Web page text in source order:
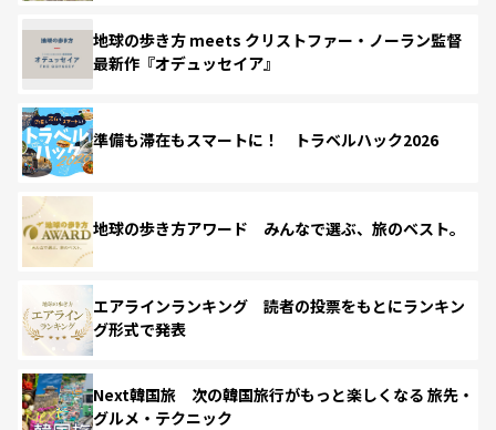
地球の歩き方 meets クリストファー・ノーラン監督
最新作『オデュッセイア』
準備も滞在もスマートに！ トラベルハック2026
地球の歩き方アワード みんなで選ぶ、旅のベスト。
エアラインランキング 読者の投票をもとにランキン
グ形式で発表
Next韓国旅 次の韓国旅行がもっと楽しくなる 旅先・
グルメ・テクニック